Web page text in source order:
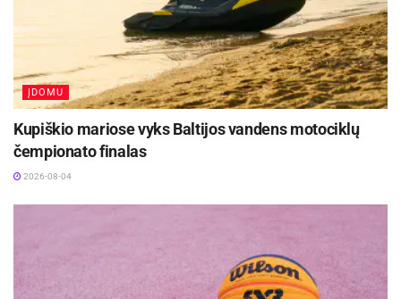
ĮDOMU
Kupiškio mariose vyks Baltijos vandens motociklų
čempionato finalas
2026-08-04